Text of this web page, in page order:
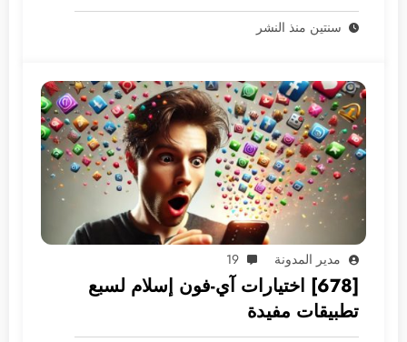
سنتين منذ النشر
مدير المدونة 19
[678] اختيارات آي-فون إسلام لسبع
تطبيقات مفيدة